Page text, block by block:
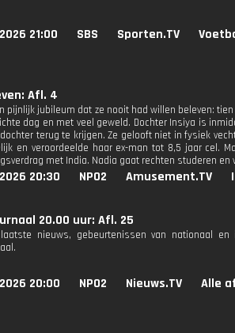
21:00 SBS Sporten.TV
Afl. 4
pijnlijk jubileum dat ze nooit had willen beleven:
dag en met veel geweld. Dochter Insiya is
terug te krijgen. Ze gelooft niet in fysiek
en veroordeelde haar ex-man tot 8,5 jaar cel.
met India. Nadia gaat rechten studeren
20:30 NPO2 Amusement.TV
20.00 uur: Afl. 25
nieuws, gebeurtenissen van nationaal
20:00 NPO2 Nieuws.TV Alle